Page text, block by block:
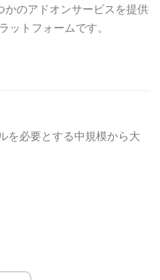
のアドオンサービスを提供
ットフォームです。
を必要とする中規模から大